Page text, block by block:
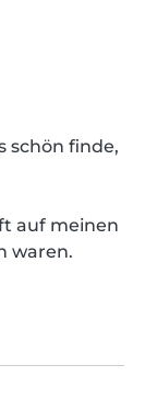
schön finde,
auf meinen
waren.